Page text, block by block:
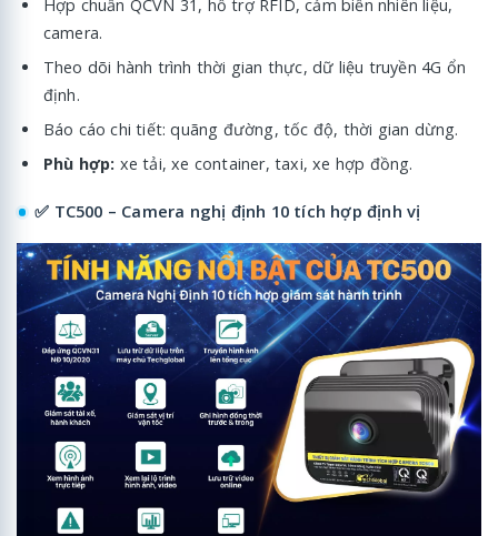
Hợp chuẩn QCVN 31, hỗ trợ RFID, cảm biến nhiên liệu,
camera.
Theo dõi hành trình thời gian thực, dữ liệu truyền 4G ổn
định.
Báo cáo chi tiết: quãng đường, tốc độ, thời gian dừng.
Phù hợp: xe tải, xe container, taxi, xe hợp đồng.
✅ TC500 – Camera nghị định 10 tích hợp định vị